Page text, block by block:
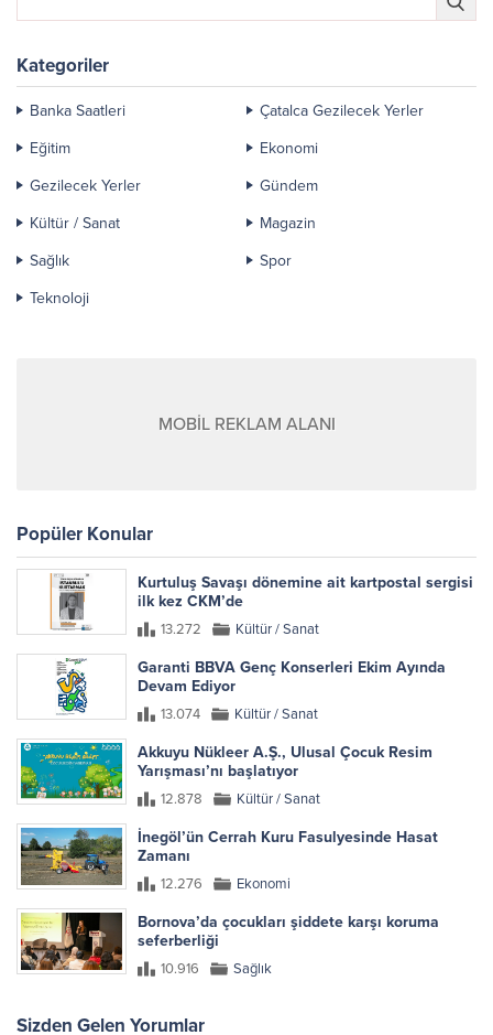
Kategoriler
Banka Saatleri
Çatalca Gezilecek Yerler
Eğitim
Ekonomi
Gezilecek Yerler
Gündem
Kültür / Sanat
Magazin
Sağlık
Spor
Teknoloji
MOBİL REKLAM ALANI
Popüler Konular
Kurtuluş Savaşı dönemine ait kartpostal sergisi
ilk kez CKM’de
13.272 Kültür / Sanat
Garanti BBVA Genç Konserleri Ekim Ayında
Devam Ediyor
13.074 Kültür / Sanat
Akkuyu Nükleer A.Ş., Ulusal Çocuk Resim
Yarışması’nı başlatıyor
12.878 Kültür / Sanat
İnegöl’ün Cerrah Kuru Fasulyesinde Hasat
Zamanı
12.276 Ekonomi
Bornova’da çocukları şiddete karşı koruma
seferberliği
10.916 Sağlık
Sizden Gelen Yorumlar